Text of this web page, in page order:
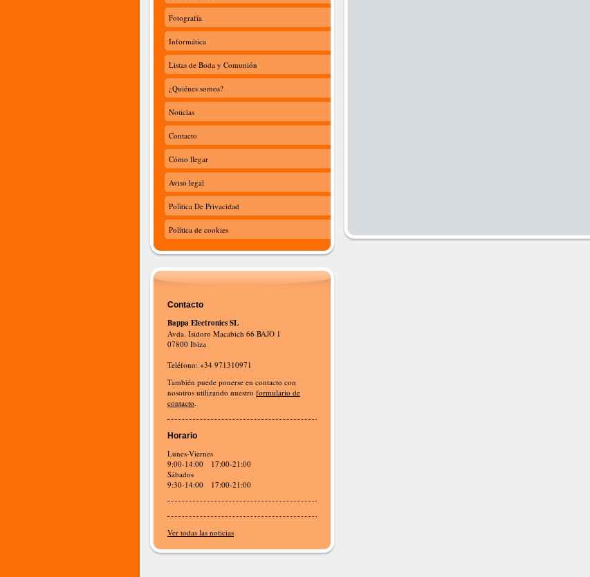
Fotografía
Informática
Listas de Boda y Comunión
¿Quiénes somos?
Noticias
Contacto
Cómo llegar
Aviso legal
Política De Privacidad
Política de cookies
Contacto
Bappa Electronics SL
Avda. Isidoro Macabich 66 BAJO 1
07800 Ibiza
Teléfono: +34 971310971
También puede ponerse en contacto con
nosotros utilizando nuestro formulario de
contacto.
Horario
Lunes-Viernes
9:00-14:00 17:00-21:00
Sábados
9:30-14:00 17:00-21:00
Ver todas las noticias